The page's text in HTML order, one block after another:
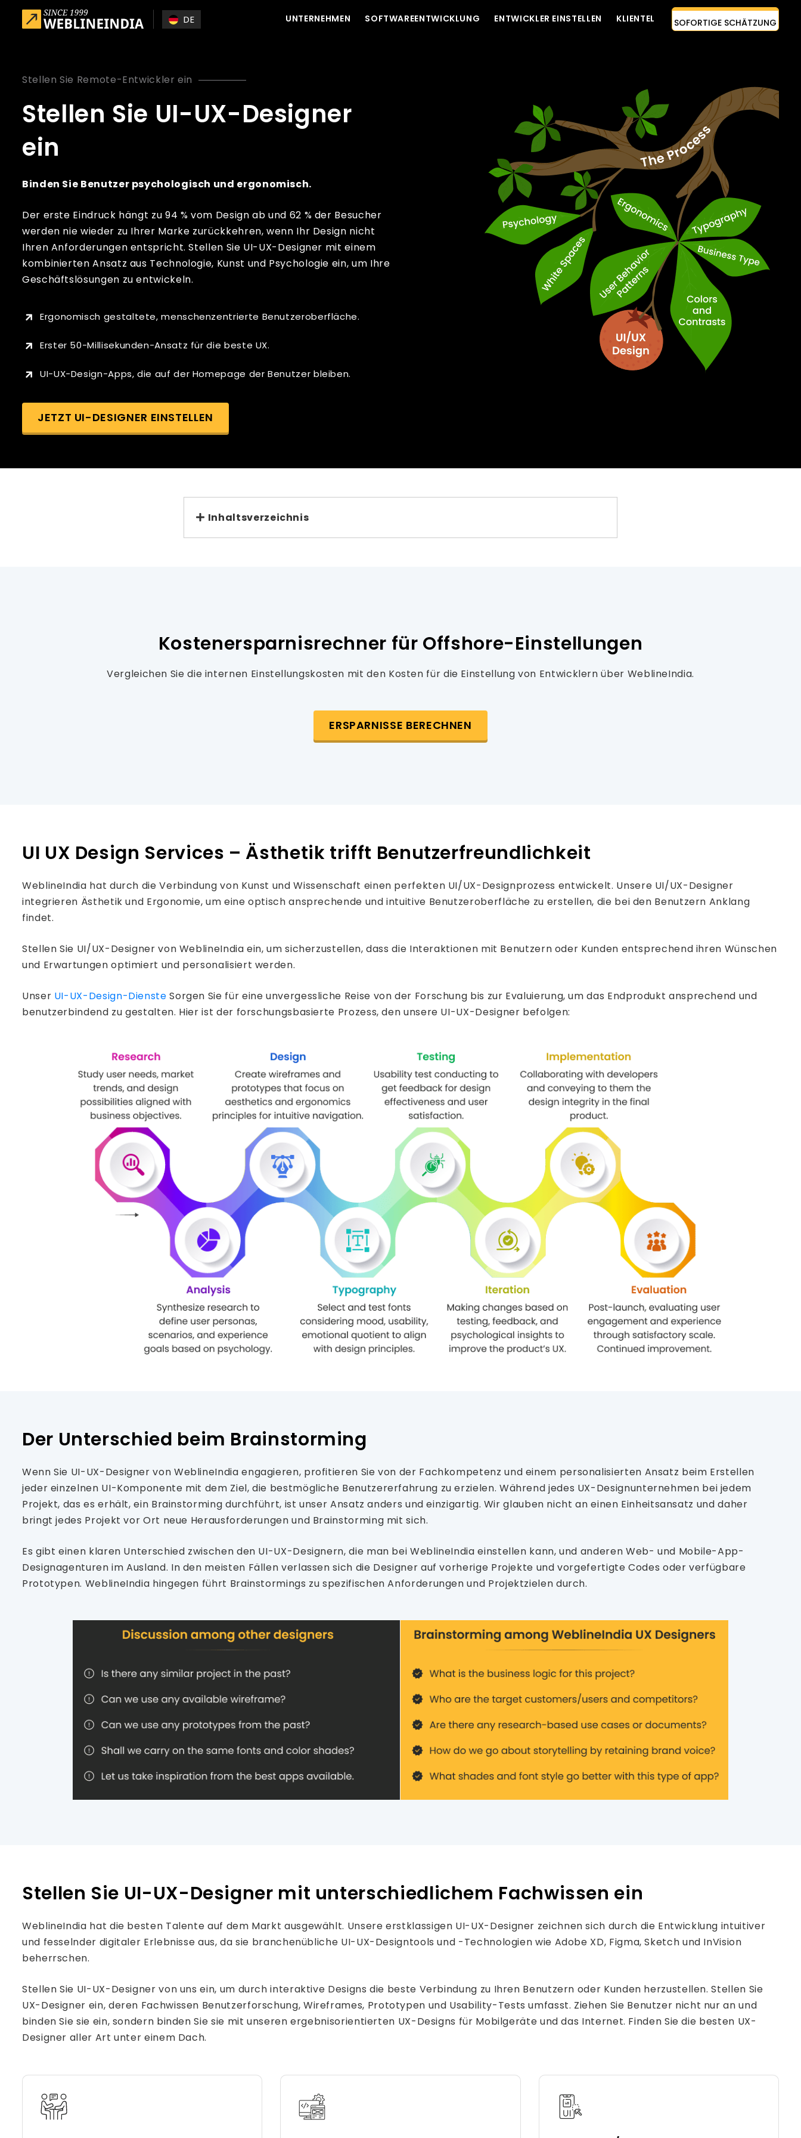
Skip to main content
DE UNTERNEHMEN SOFTWAREENTWICKLUNG ENTWICKLER EINSTELLEN KLIENTEL
SOFORTIGE SCHÄTZUNG
ENTWICKLER EINSTELLEN
KOSTENLOSES ZITAT
Stellen Sie Remote-Entwickler ein
Stellen Sie UI-UX-Designer
ein
Binden Sie Benutzer psychologisch und ergonomisch.
Der erste Eindruck hängt zu 94 % vom Design ab und 62 % der Besucher
werden nie wieder zu Ihrer Marke zurückkehren, wenn Ihr Design nicht
Ihren Anforderungen entspricht. Stellen Sie UI-UX-Designer mit einem
kombinierten Ansatz aus Technologie, Kunst und Psychologie ein, um Ihre
Geschäftslösungen zu entwickeln.
Ergonomisch gestaltete, menschenzentrierte Benutzeroberfläche.
Erster 50-Millisekunden-Ansatz für die beste UX.
UI-UX-Design-Apps, die auf der Homepage der Benutzer bleiben.
JETZT UI-DESIGNER EINSTELLEN
Inhaltsverzeichnis
Kostenersparnisrechner für Offshore-Einstellungen
Vergleichen Sie die internen Einstellungskosten mit den Kosten für die Einstellung von Entwicklern über WeblineIndia.
ERSPARNISSE BERECHNEN
UI UX Design Services – Ästhetik trifft Benutzerfreundlichkeit
WeblineIndia hat durch die Verbindung von Kunst und Wissenschaft einen perfekten UI/UX-Designprozess entwickelt. Unsere UI/UX-Designer
integrieren Ästhetik und Ergonomie, um eine optisch ansprechende und intuitive Benutzeroberfläche zu erstellen, die bei den Benutzern Anklang
findet.
Stellen Sie UI/UX-Designer von WeblineIndia ein, um sicherzustellen, dass die Interaktionen mit Benutzern oder Kunden entsprechend ihren Wünschen
und Erwartungen optimiert und personalisiert werden.
Unser UI-UX-Design-DiensteSorgen Sie für eine unvergessliche Reise von der Forschung bis zur Evaluierung, um das Endprodukt ansprechend und
benutzerbindend zu gestalten. Hier ist der forschungsbasierte Prozess, den unsere UI-UX-Designer befolgen:
Der Unterschied beim Brainstorming
Wenn Sie UI-UX-Designer von WeblineIndia engagieren, profitieren Sie von der Fachkompetenz und einem personalisierten Ansatz beim Erstellen
jeder einzelnen UI-Komponente mit dem Ziel, die bestmögliche Benutzererfahrung zu erzielen. Während jedes UX-Designunternehmen bei jedem
Projekt, das es erhält, ein Brainstorming durchführt, ist unser Ansatz anders und einzigartig. Wir glauben nicht an einen Einheitsansatz und daher
bringt jedes Projekt vor Ort neue Herausforderungen und Brainstorming mit sich.
Es gibt einen klaren Unterschied zwischen den UI-UX-Designern, die man bei WeblineIndia einstellen kann, und anderen Web- und Mobile-App-
Designagenturen im Ausland. In den meisten Fällen verlassen sich die Designer auf vorherige Projekte und vorgefertigte Codes oder verfügbare
Prototypen. WeblineIndia hingegen führt Brainstormings zu spezifischen Anforderungen und Projektzielen durch.
Stellen Sie UI-UX-Designer mit unterschiedlichem Fachwissen ein
WeblineIndia hat die besten Talente auf dem Markt ausgewählt. Unsere erstklassigen UI-UX-Designer zeichnen sich durch die Entwicklung intuitiver
und fesselnder digitaler Erlebnisse aus, da sie branchenübliche UI-UX-Designtools und -Technologien wie Adobe XD, Figma, Sketch und InVision
beherrschen.
Stellen Sie UI-UX-Designer von uns ein, um durch interaktive Designs die beste Verbindung zu Ihren Benutzern oder Kunden herzustellen. Stellen Sie
UX-Designer ein, deren Fachwissen Benutzerforschung, Wireframes, Prototypen und Usability-Tests umfasst. Ziehen Sie Benutzer nicht nur an und
binden Sie sie ein, sondern binden Sie sie mit unseren ergebnisorientierten UX-Designs für Mobilgeräte und das Internet. Finden Sie die besten UX-
Designer aller Art unter einem Dach.